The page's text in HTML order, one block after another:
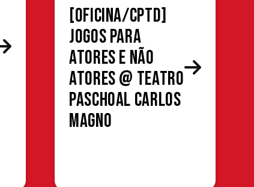
[OFICINA/CPTD]
Jogos para
atores e não
atores @ Teatro
Paschoal Carlos
Magno